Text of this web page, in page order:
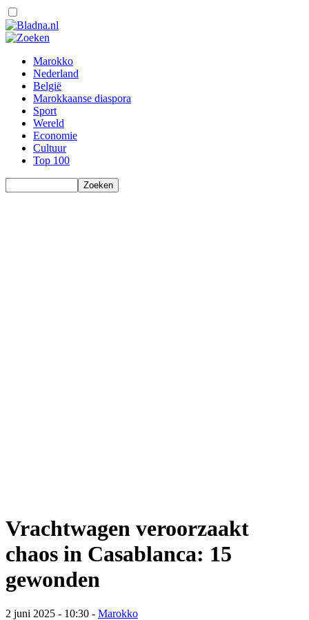
Marokko
Nederland
België
Marokkaanse diaspora
Sport
Wereld
Economie
Cultuur
Top 100
Vrachtwagen veroorzaakt
chaos in Casablanca: 15
gewonden
2 juni 2025 - 10:30 - Marokko